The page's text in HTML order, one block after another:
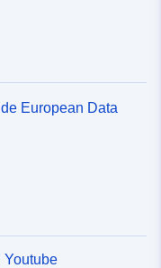
European Data
Youtube